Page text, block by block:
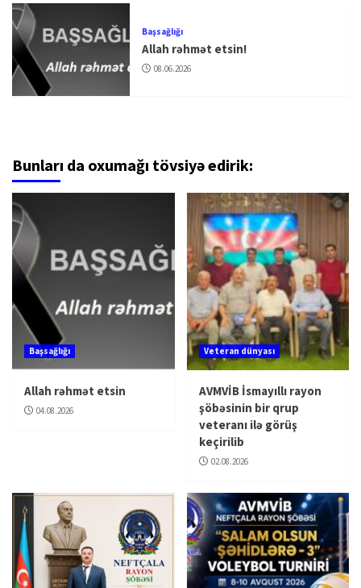
Başsağlığı
Allah rəhmət etsin!
08.06.2026
Bunları da oxumağı tövsiyə edirik:
Başsağlığı
Allah rəhmət etsin
04.08.2026
Veteran dünyası
AVMVİB İsmayıllı rayon
şöbəsinin bir qrup
veteranı ilə görüş
keçirilib
02.08.2026